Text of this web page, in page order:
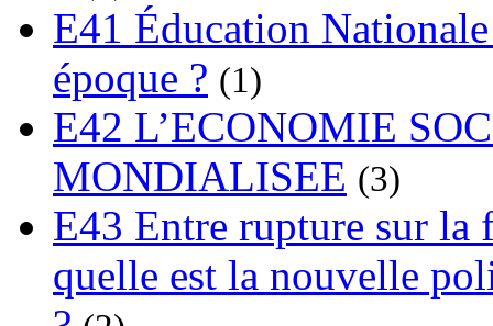
E41 Éducation
époque ? (1)
E42 L’ECONOMIE
MONDIALISEE (3)
E43 Entre rupture sur
quelle est la nouvelle